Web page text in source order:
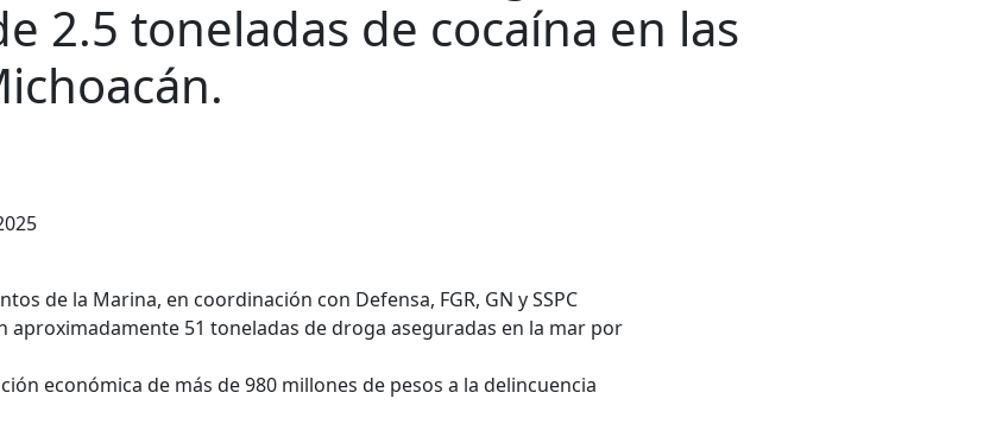
2.5 toneladas de cocaína en las
de la Marina, en coordinación con Defensa, FGR, GN y SSPC
aproximadamente 51 toneladas de droga aseguradas en la mar por
económica de más de 980 millones de pesos a la delincuencia